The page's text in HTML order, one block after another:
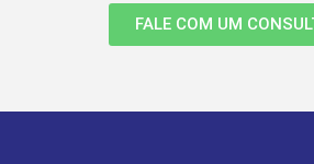
FALE COM UM